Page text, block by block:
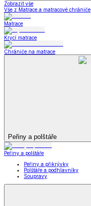
Zobrazit vše
Vše z Matrace a matracové chrániče
Matrace
Krycí matrace
Chrániče na matrace
Peřiny a polštáře
Peřiny a polštáře
Peřiny a přikrývky
Polštáře a podhlavníky
Soupravy